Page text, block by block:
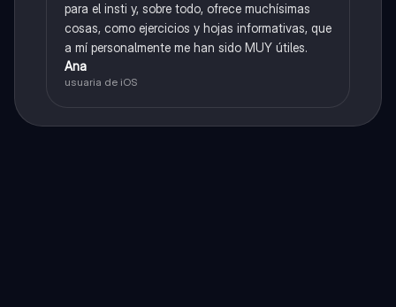
para el insti y, sobre todo, ofrece muchísimas
cosas, como ejercicios y hojas informativas, que
a mí personalmente me han sido MUY útiles.
Ana
usuaria de iOS